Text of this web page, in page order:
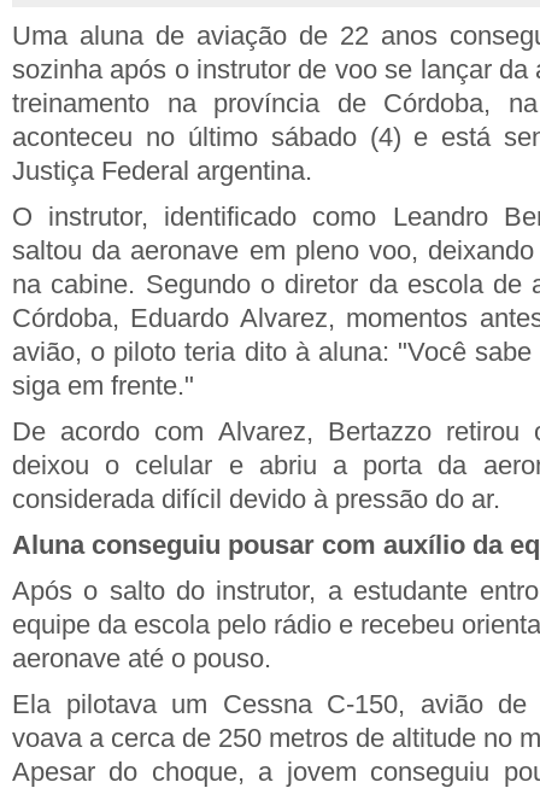
Uma aluna de aviação de 22 anos
sozinha após o instrutor de voo se lançar da
treinamento na província de Córdoba,
aconteceu no último sábado (4) e está
Justiça Federal argentina.
O instrutor, identificado como Leandro
saltou da aeronave em pleno voo,
na cabine. Segundo o diretor da escola de
Córdoba, Eduardo Alvarez, momentos
avião, o piloto teria dito à aluna: "Você
siga em frente."
De acordo com Alvarez, Bertazzo retirou
deixou o celular e abriu a porta da
considerada difícil devido à pressão do ar.
Aluna conseguiu pousar com auxílio da
Após o salto do instrutor, a estudante
equipe da escola pelo rádio e recebeu
aeronave até o pouso.
Ela pilotava um Cessna C-150, avião de
voava a cerca de 250 metros de altitude no
Apesar do choque, a jovem conseguiu